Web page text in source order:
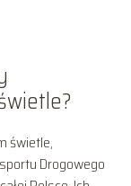
świetle,
Drogowego